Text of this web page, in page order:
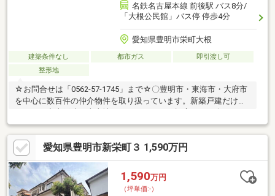
名鉄名古屋本線 前後駅 バス8分/
「大根公民館」バス停 停歩4分
愛知県豊明市栄町大根
建築条件なし 都市ガス
即引渡し可
整形地
☆お問合せは「0562-57-1745」まで☆〇豊明市・東海市・大府市
を中心に数百件の仲介物件を取り扱っています。新築戸建だけで
はなく、中古戸建・売土地・マンションまで幅広くご紹介してお
ります。〇オプション工事もお任せください。弊社スタッフがご
提案、施工、保証全て一貫してお手伝いいたします。〇住宅ロー
ンの相談も承っております。自己資金0円、自営業の方、勤務年数
が短い方など資金計画でご不安な方もお気軽にご相談ください♪
愛知県豊明市新栄町３ 1,590万円
1,590万円
（坪単価:-）